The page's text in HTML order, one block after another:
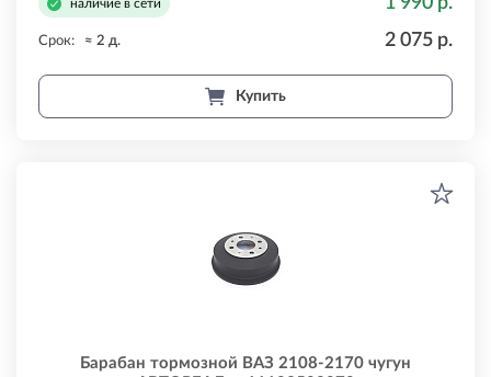
наличие в сети
Срок: ≈ 2 д. 2 075 р.
Купить
Барабан тормозной ВАЗ 2108-2170 чугун